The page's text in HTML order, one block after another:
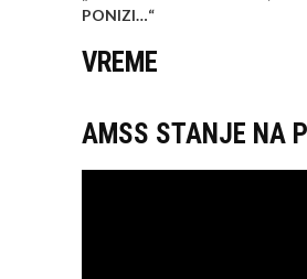
PONIZI…“
VREME
AMSS STANJE NA